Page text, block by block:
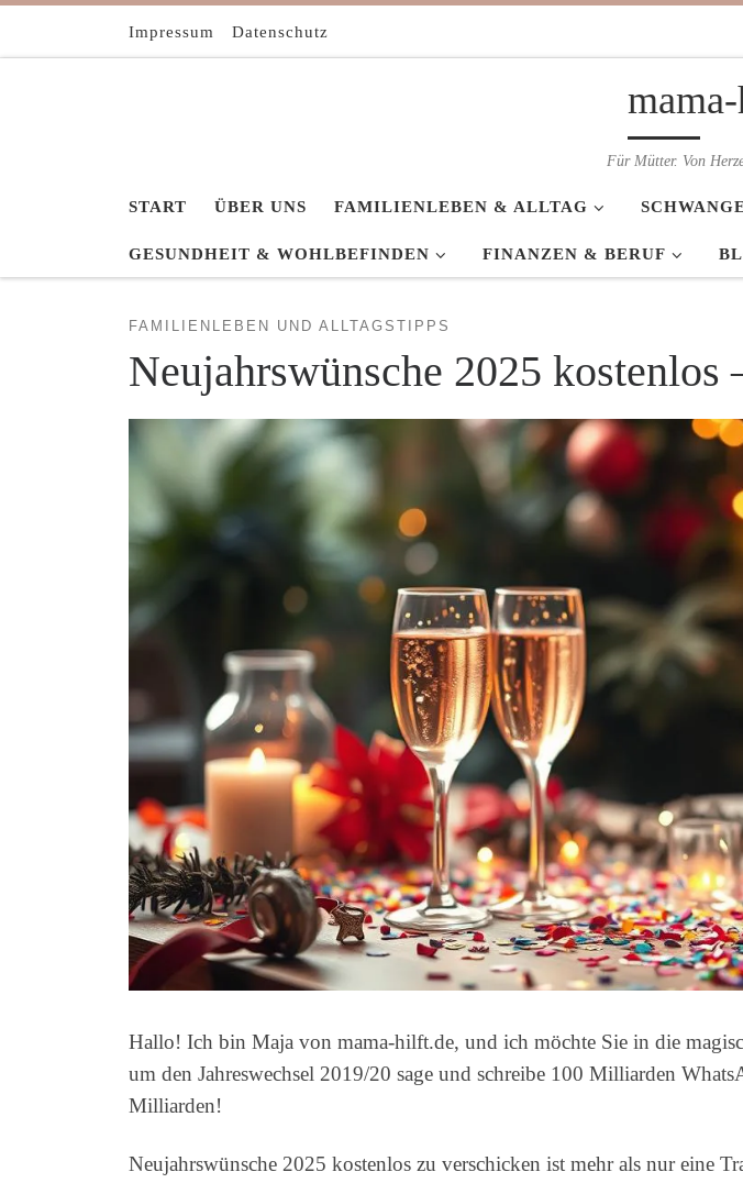
Zum Inhalt springen
Impressum Datenschutz
Für Mütter. Von
START ÜBER UNS FAMILIENLEBEN & ALLTAG
GESUNDHEIT & WOHLBEFINDEN FINANZEN & BERUF
FAMILIENLEBEN UND ALLTAGSTIPPS
Neujahrswünsche 2025 kostenlos
Hallo! Ich bin Maja von mama-hilft.de, und ich möchte Sie in die
um den Jahreswechsel 2019/20 sage und schreibe 100 Milliarden
Milliarden!
Neujahrswünsche 2025 kostenlos zu verschicken ist mehr als nur eine